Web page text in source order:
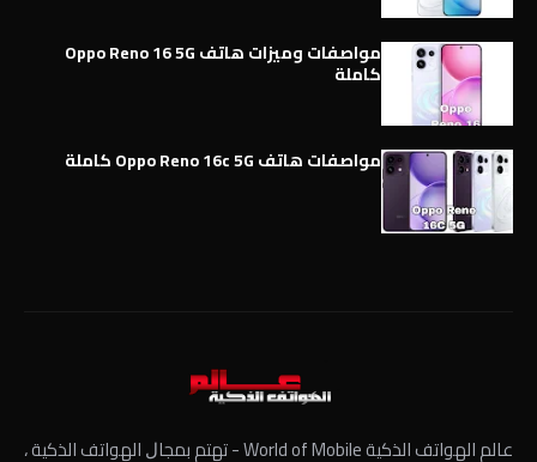
مواصفات وميزات هاتف Oppo Reno 16 5G
كاملة
مواصفات هاتف Oppo Reno 16c 5G كاملة
عالم الهواتف الذكية World of Mobile - ﺗﻬﺘﻢ ﺑﻤﺠﺎﻝ الهواتف الذكية ،